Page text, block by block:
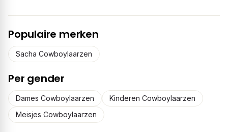
Populaire merken
Sacha Cowboylaarzen
Per gender
Dames Cowboylaarzen
Kinderen Cowboylaarzen
Meisjes Cowboylaarzen